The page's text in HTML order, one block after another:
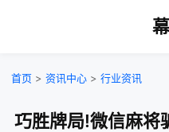
首页 > 资讯中心 > 行业资讯
巧胜牌局!微信麻将